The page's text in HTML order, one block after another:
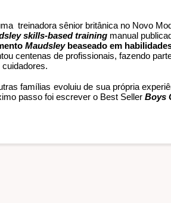
treinadora sênior britânica no Novo
skills-based training manual
Maudsley beaseado em
centenas de profissionais, fazendo
famílias evoluiu de sua própria
passo foi escrever o Best Seller Boys